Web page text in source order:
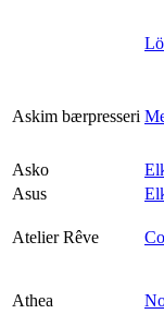
Askim bærpresseri
Asko
Asus
Atelier Rêve
Athea